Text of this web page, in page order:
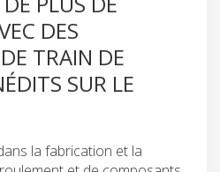
DES
TRAIN DE
SUR LE
la fabrication et la